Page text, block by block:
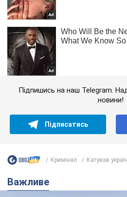
Підпишись на наш Telegram.
новини!
Підписатись
Кримінал Катував
Важливе